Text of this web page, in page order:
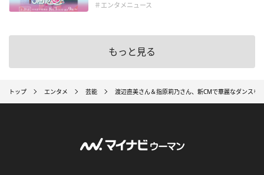
＃エンタメニュース
もっと見る
トップ エンタメ 芸能 渡辺直美さん＆指原莉乃さん、新CMで華麗なダンスを